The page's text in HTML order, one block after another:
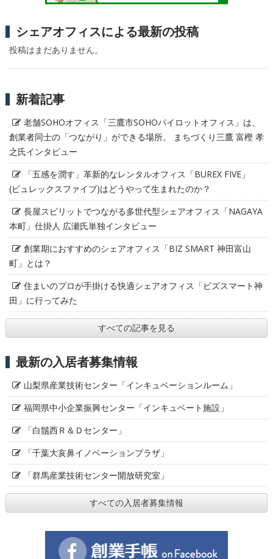
シェアオフィスによる最新の投稿
投稿はまだありません。
新着記事
老舗SOHOオフィス「三鷹市SOHOパイロットオフィス」は、
創業者同士の「つながり」ができる場所。 まちづくり三鷹 富樫 孝
之氏インタビュー
「五感を潤す」革新的なレンタルオフィス「BUREX FIVE」
(ビュレックスファイブ)はどうやって生まれたのか？
長屋スピリットでつながる多世代型シェアオフィス「NAGAYA
本町」仕掛人 広瀬氏単独インタビュー
創業期におすすめのシェアオフィス「BIZ SMART 神田富山
町」とは？
住まいのプロが手掛ける快適シェアオフィス「ビズスマート神
田」に行ってみた
すべての記事を見る
最新の入居者募集情報
山梨県産業技術センター「インキュベーションルーム」
福岡県中小企業振興センター「インキュベート施設」
「白鬚西Ｒ＆Ｄセンター」
「千葉大亥鼻イノベーションプラザ」
「群馬産業技術センター開放研究室」
すべての入居者募集情報